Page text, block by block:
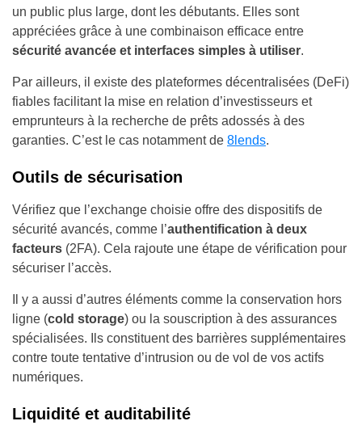
un public plus large, dont les débutants. Elles sont
appréciées grâce à une combinaison efficace entre
sécurité avancée et interfaces simples à utiliser.
Par ailleurs, il existe des plateformes décentralisées (DeFi)
fiables facilitant la mise en relation d’investisseurs et
emprunteurs à la recherche de prêts adossés à des
garanties. C’est le cas notamment de 8lends.
Outils de sécurisation
Vérifiez que l’exchange choisie offre des dispositifs de
sécurité avancés, comme l’authentification à deux
facteurs (2FA). Cela rajoute une étape de vérification pour
sécuriser l’accès.
Il y a aussi d’autres éléments comme la conservation hors
ligne (cold storage) ou la souscription à des assurances
spécialisées. Ils constituent des barrières supplémentaires
contre toute tentative d’intrusion ou de vol de vos actifs
numériques.
Liquidité et auditabilité